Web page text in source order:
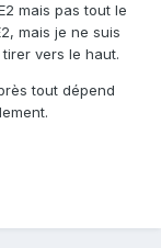
mais pas tout le
mais je ne suis
vers le haut.
tout dépend